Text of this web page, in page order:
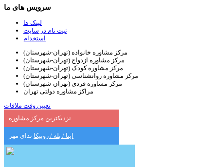
سرویس های ما
لینک ها
ثبت نام در سایت
استخدام
مرکز مشاوره خانواده (تهران-شهرستان)
مرکز مشاوره ازدواج (تهران-شهرستان)
مرکز مشاوره کودک (تهران-شهرستان)
مرکز مشاوره روانشناسی (تهران-شهرستان)
مرکز مشاوره فردی (تهران-شهرستان)
مراکز مشاوره دولتی تهران
تعیین وقت ملاقات
نزدیکترین مرکز مشاوره
ایتا / بله / روبیکا ندای مهر